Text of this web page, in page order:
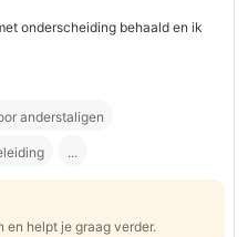
onderscheiding behaald en ik
anderstaligen
...
en helpt je graag verder.